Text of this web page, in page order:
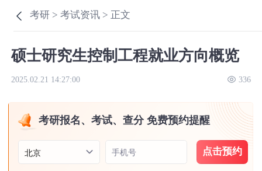
考研 >考试资讯 > 正文
硕士研究生控制工程就业方向概览
2025.02.21 14:27:00 336
考研报名、考试、查分 免费预约提醒
北京 手机号 点击预约